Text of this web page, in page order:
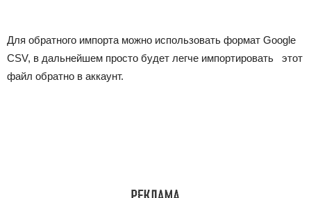
Для обратного импорта можно использовать формат Google
CSV, в дальнейшем просто будет легче импортировать этот
файл обратно в аккаунт.